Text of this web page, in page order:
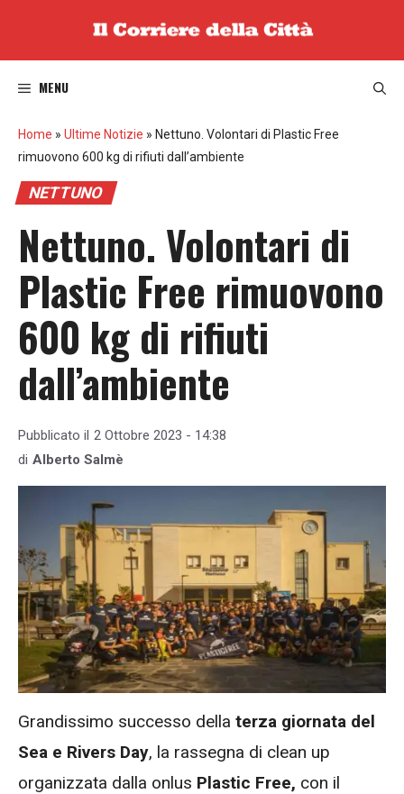
MENU
Home » Ultime Notizie » Nettuno. Volontari di Plastic Free
rimuovono 600 kg di rifiuti dall’ambiente
NETTUNO
Nettuno. Volontari di
Plastic Free rimuovono
600 kg di rifiuti
dall’ambiente
Pubblicato il 2 Ottobre 2023 - 14:38
di Alberto Salmè
Grandissimo successo della terza giornata del
Sea e Rivers Day, la rassegna di clean up
organizzata dalla onlus Plastic Free, con il